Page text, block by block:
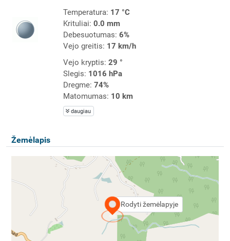
Temperatura: 17 °C
Krituliai: 0.0 mm
Debesuotumas: 6%
Vejo greitis: 17 km/h
Vejo kryptis: 29 °
Slegis: 1016 hPa
Dregme: 74%
Matomumas: 10 km
daugiau
Žemėlapis
Rodyti žemėlapyje